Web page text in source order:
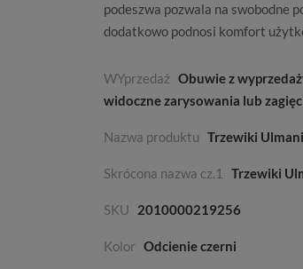
podeszwa pozwala na swobodne
dodatkowo podnosi komfort
WYprzedaż Obuwie z
widoczne zarysowania lub
Nazwa produktu Trzewiki
Skrócona nazwa cz.1 Trzewiki
SKU 2010000219256
Kolor Odcienie czerni